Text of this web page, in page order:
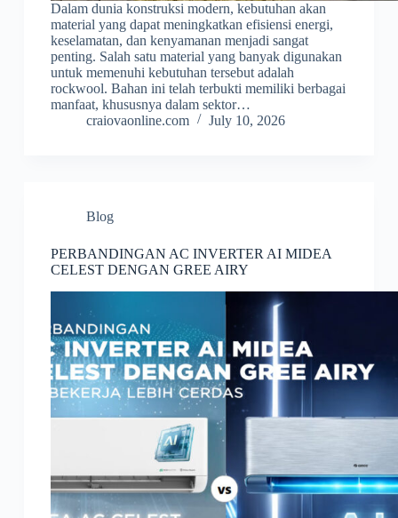
Dalam dunia konstruksi modern, kebutuhan akan
material yang dapat meningkatkan efisiensi energi,
keselamatan, dan kenyamanan menjadi sangat
penting. Salah satu material yang banyak digunakan
untuk memenuhi kebutuhan tersebut adalah
rockwool. Bahan ini telah terbukti memiliki berbagai
manfaat, khususnya dalam sektor…
craiovaonline.com
July 10, 2026
Blog
PERBANDINGAN AC INVERTER AI MIDEA
CELEST DENGAN GREE AIRY